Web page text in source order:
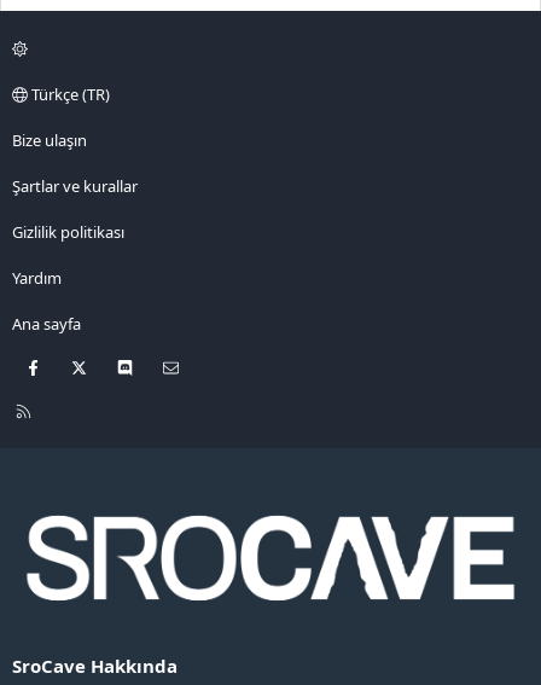
Türkçe (TR)
Bize ulaşın
Şartlar ve kurallar
Gizlilik politikası
Yardım
Ana sayfa
Facebook Discord
R
SroCave Hakkında